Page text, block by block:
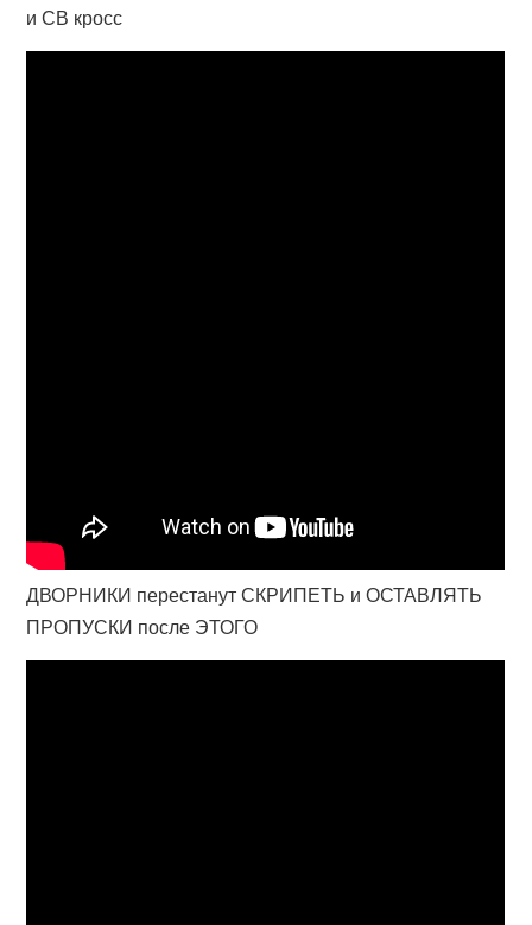
и СВ кросс
ДВОРНИКИ перестанут СКРИПЕТЬ и ОСТАВЛЯТЬ
ПРОПУСКИ после ЭТОГО